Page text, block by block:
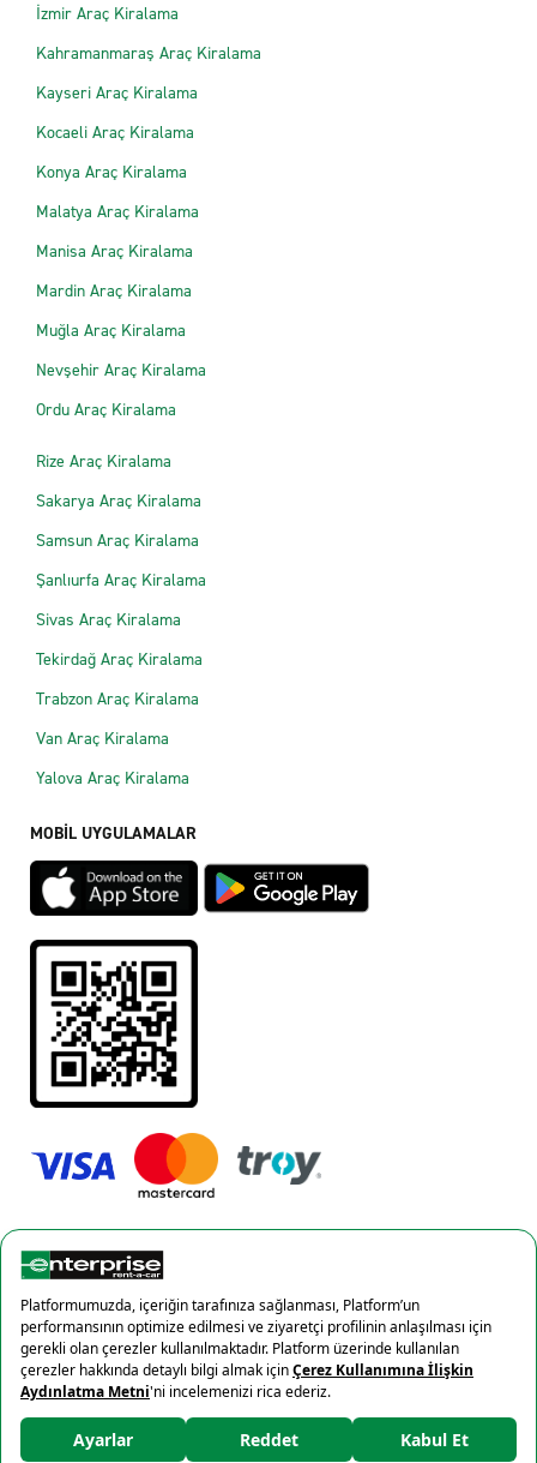
İzmir Araç Kiralama
Kahramanmaraş Araç Kiralama
Kayseri Araç Kiralama
Kocaeli Araç Kiralama
Konya Araç Kiralama
Malatya Araç Kiralama
Manisa Araç Kiralama
Mardin Araç Kiralama
Muğla Araç Kiralama
Nevşehir Araç Kiralama
Ordu Araç Kiralama
Rize Araç Kiralama
Sakarya Araç Kiralama
Samsun Araç Kiralama
Şanlıurfa Araç Kiralama
Sivas Araç Kiralama
Tekirdağ Araç Kiralama
Trabzon Araç Kiralama
Van Araç Kiralama
Yalova Araç Kiralama
MOBİL UYGULAMALAR
Gizlilik Politikası
Çerez politikası
© 2022 Yes Oto Kiralama ve Turizm Yatırımları A.Ş.
×
%10 İndirim